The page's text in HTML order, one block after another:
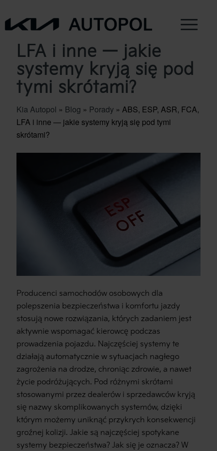
ABS, ESP, ASR, FCA,
LFA i inne — jakie
systemy kryją się pod
tymi skrótami?
Kia Autopol » Blog » Porady » ABS, ESP, ASR, FCA,
LFA i inne — jakie systemy kryją się pod tymi
skrótami?
Producenci samochodów osobowych dla
polepszenia bezpieczeństwa i komfortu jazdy
stosują nowe rozwiązania, których zadaniem jest
aktywnie wspomagać kierowcę podczas
prowadzenia pojazdu. Najczęściej systemy te
działają automatycznie w sytuacjach nagłego
zagrożenia na drodze, chroniąc zdrowie, a nawet
życie podróżujących. Pod różnymi skrótami
stosowanymi przez dealerów i sprzedawców kryją
się nazwy skomplikowanych systemów, dzięki
którym możemy uniknąć przykrych konsekwencji
groźnej kolizji. Jakie są najczęściej spotykane
systemy bezpieczeństwa? Jak się je oznacza? W